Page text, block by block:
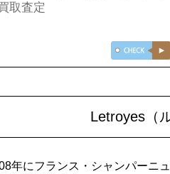
取査定
Letroyes（
年にフランス・シャンパーニ